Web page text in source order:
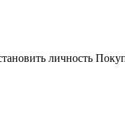
личность